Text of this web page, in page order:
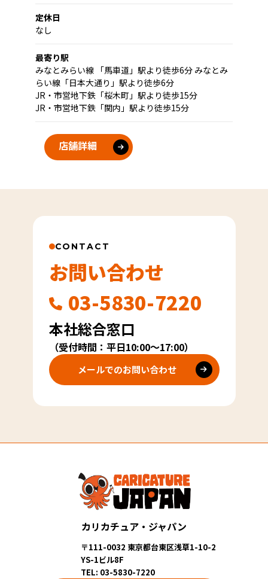
定休日
なし
最寄り駅
みなとみらい線 「馬車道」駅より徒歩6分 みなとみ
らい線「日本大通り」駅より徒歩6分
JR・市営地下鉄「桜木町」駅より徒歩15分
JR・市営地下鉄「関内」駅より徒歩15分
店舗詳細
CONTACT
お問い合わせ
03-5830-7220
本社総合窓口
（受付時間：平日10:00～17:00）
メールでのお問い合わせ
カリカチュア・ジャパン
〒111-0032 東京都台東区浅草1-10-2
YS-1ビル8F
TEL: 03-5830-7220